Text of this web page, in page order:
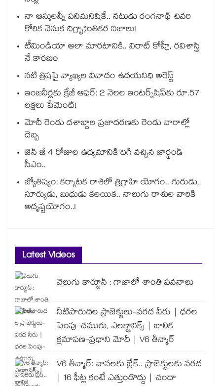
నా ఆస్తులన్నీ పనిమనిషికే.. నటుడు రంగనాథ్ చివరి
కోరిక వెనుక దిగ్భ్రాంతికర నిజాలు!
టీమిండియా అలా మారటానికి.. విరాట్ కోహ్లీ, రవిశాస్త్రి
నే కారణం
నటి త్రిషపై వ్యాఖ్యల వివాదం ఉదయనిధి అరెస్ట్
ఇంజనీర్లకు క్రేజీ ఆఫర్: 2 నెలల ఇంటర్న్‌షిప్‌కు రూ.57
లక్షలు పేమెంట్!
మోదీ రెండు దశాబ్దాల ప్రజాదరణకు రెండు వారాల్లో
దెబ్బ
జెన్ జీ 4 రోజుల ఉద్యమానికి దిగి వచ్చిన జార్ఖండ్
సీఎం..
జ్యోతిష్యం: కర్కాటక రాశిలో త్రిగ్రాహి యోగం.. గురుడు,
సూర్యుడు, బుధుడు కలయిక.. నాలుగు రాశుల వారికి
అదృష్టయోగం..!
Latest Videos
వెలుగు కార్టూన్ : గాజాలో శాంతి పవనాలు
నీటిపారుదల ప్రాజెక్టులు-వరద నీరు | ధరల
పెంపు-చమురు, ఎలక్ట్రానిక్స్ | బాలిక
క్షమాపణ-ప్రధాని మోదీ | V6 తీన్మార్
V6 తీన్మార్: వానలకు బ్రేక్.. ప్రాజెక్టులకు వరద
| 16 ఫీట్ల కంటే ఎత్తుండొద్దు | చందా